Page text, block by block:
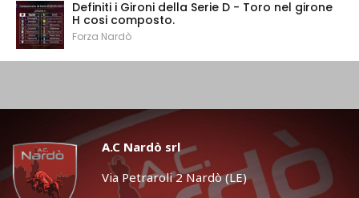
Definiti i Gironi della Serie D - Toro nel girone
H cosi composto.
Forza Nardò
A.C Nardò srl
Via Petraroli 2 Nardò (LE)